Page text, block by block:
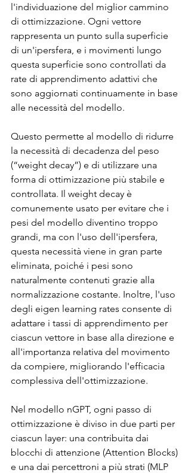
l'individuazione del miglior cammino
di ottimizzazione. Ogni vettore
rappresenta un punto sulla superficie
di un'ipersfera, e i movimenti lungo
questa superficie sono controllati da
rate di apprendimento adattivi che
sono aggiornati continuamente in base
alle necessità del modello.
Questo permette al modello di ridurre
la necessità di decadenza del peso
(“weight decay”) e di utilizzare una
forma di ottimizzazione più stabile e
controllata. Il weight decay è
comunemente usato per evitare che i
pesi del modello diventino troppo
grandi, ma con l'uso dell'ipersfera,
questa necessità viene in gran parte
eliminata, poiché i pesi sono
naturalmente contenuti grazie alla
normalizzazione costante. Inoltre, l'uso
degli eigen learning rates consente di
adattare i tassi di apprendimento per
ciascun vettore in base alla direzione e
all'importanza relativa del movimento
da compiere, migliorando l'efficacia
complessiva dell'ottimizzazione.
Nel modello nGPT, ogni passo di
ottimizzazione è diviso in due parti per
ciascun layer: una contribuita dai
blocchi di attenzione (Attention Blocks)
e una dai percettroni a più strati (MLP